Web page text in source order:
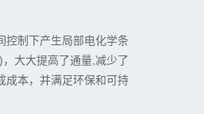
控制下产生局部电化学条
大大提高了通量,减少了
成本，并满足环保和可持